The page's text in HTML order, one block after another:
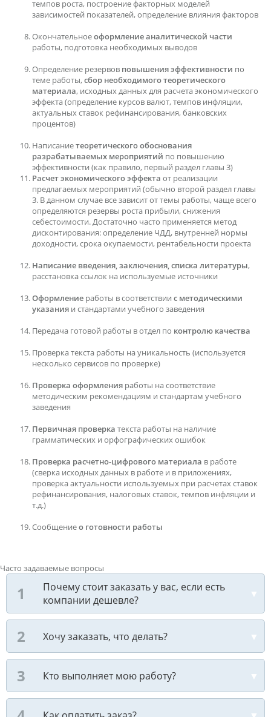
темпов роста, построение факторных моделей
зависимостей показателей, определение влияния факторов
Окончательноеоформление аналитической части
работы, подготовка необходимых выводов
Определение резервов повышения эффективности по
теме работы,сбор необходимого теоретического
материала, исходных данных для расчета экономического
эффекта (определение курсов валют, темпов инфляции,
актуальных ставок рефинансирования, банковских
процентов)
Написаниетеоретического обоснования
разрабатываемых мероприятий по повышению
эффективности (как правило, первый раздел главы 3)
Расчет экономического эффекта от реализации
предлагаемых мероприятий (обычно второй раздел главы
3. В данном случае все зависит от темы работы, чаще всего
определяются резервы роста прибыли, снижения
себестоимости. Достаточно часто применяется метод
дисконтирования: определение ЧДД, внутренней нормы
доходности, срока окупаемости, рентабельности проекта
Написание введения, заключения, списка литературы,
расстановка ссылок на используемые источники
Оформление работы в соответствии с методическими
указания и стандартами учебного заведения
Передача готовой работы в отдел по контролю качества
Проверка текста работы на уникальность (используется
несколько сервисов по проверке)
Проверка оформления работы на соответствие
методическим рекомендациям и стандартам учебного
заведения
Первичная проверка текста работы на наличие
грамматических и орфографических ошибок
Проверка расчетно-цифрового материала в работе
(сверка исходных данных в работе и в приложениях,
проверка актуальности используемых при расчетах ставок
рефинансирования, налоговых ставок, темпов инфляции и
т.д.)
Сообщениео готовности работы
Часто задаваемые вопросы
Почему стоит заказать у вас, если есть
компании дешевле?
Хочу заказать, что делать?
Кто выполняет мою работу?